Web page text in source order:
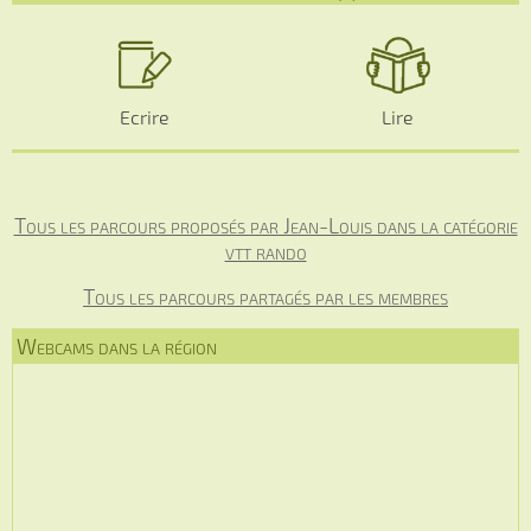
Ecrire Lire
Tous les parcours proposés par Jean-Louis dans la catégorie
vtt rando
Tous les parcours partagés par les membres
Webcams dans la région